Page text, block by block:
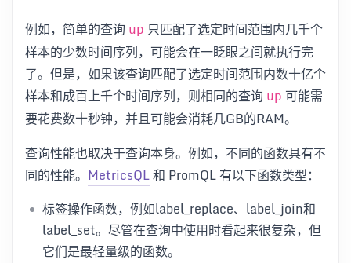
例如，简单的查询 up 只匹配了选定时间范围内几千个
样本的少数时间序列，可能会在一眨眼之间就执行完
了。但是，如果该查询匹配了选定时间范围内数十亿个
样本和成百上千个时间序列，则相同的查询 up 可能需
要花费数十秒钟，并且可能会消耗几GB的RAM。
查询性能也取决于查询本身。例如，不同的函数具有不
同的性能。 MetricsQL和 PromQL 有以下函数类型：
标签操作函数，例如label_replace、label_join和
label_set。尽管在查询中使用时看起来很复杂，但
它们是最轻量级的函数。